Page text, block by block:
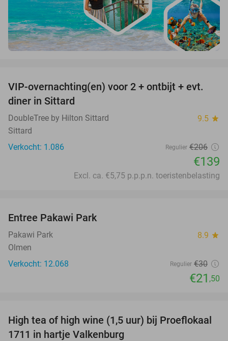
33%
VIP-overnachting(en) voor 2 + ontbijt + evt.
diner in Sittard
DoubleTree by Hilton Sittard 9.5 star
Sittard
Verkocht: 1.086
Regulier €206
€139
Excl. ca. €5,75 p.p.p.n. toeristenbelasting
Entree Pakawi Park
Pakawi Park 8.9 star
Olmen
Verkocht: 12.068
Regulier €30
€21 ,50
36%
High tea of high wine (1,5 uur) bij Proeflokaal
1711 in hartje Valkenburg